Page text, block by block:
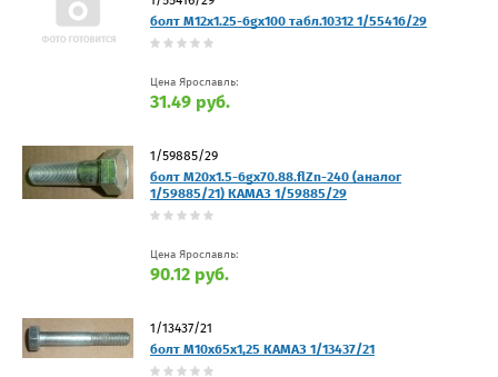
болт М12х1.25-6gх100 табл.10312 1/55416/29
Цена Ярославль:
31.49 руб.
1/59885/29
болт М20х1.5-6gx70.88.flZn-240 (аналог
1/59885/21) КАМАЗ 1/59885/29
Цена Ярославль:
90.12 руб.
1/13437/21
болт М10х65х1,25 КАМАЗ 1/13437/21